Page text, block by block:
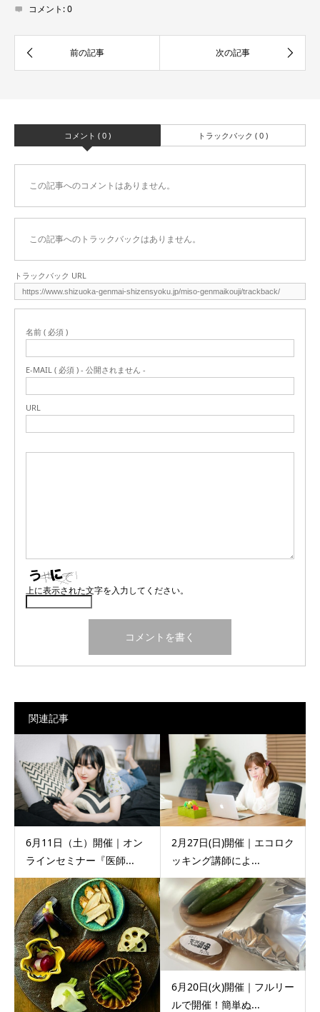
コメント:0
コメント ( 0 ) トラックバック ( 0 )
この記事へのコメントはありません。
この記事へのトラックバックはありません。
トラックバック URL
名前 ( 必須 )
E-MAIL ( 必須 ) - 公開されません -
URL
上に表示された文字を入力してください。
関連記事
6月11日（土）開催｜オン
ラインセミナー『医師...
2月27日(日)開催｜エコロク
ッキング講師によ...
6月20日(火)開催｜フルリー
ルで開催！簡単ぬ...